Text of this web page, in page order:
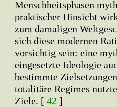
Menschheitsphasen
praktischer Hinsicht
zum damaligen
sich diese modernen
vorsichtig sein: eine
eingesetzte Ideologie
bestimmte
totalitäre Regimes
Ziele. [ 42 ]